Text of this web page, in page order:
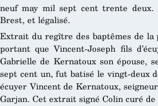
neuf may mil sept cent trente
Brest, et légalisé.
Extrait du regître des baptêmes de la
portant que Vincent-Joseph fils
Gabrielle de Kernatoux son épouse,
sept cent un, fut batisé le vingt-deux
écuyer Vincent de Kernatoux,
Garjan. Cet extrait signé Colin curé de